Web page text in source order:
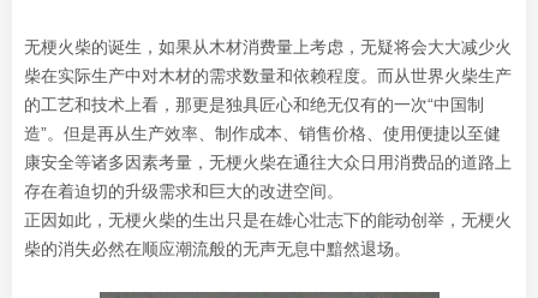
无梗火柴的诞生，如果从木材消费量上考虑，无疑将会大大减少火
柴在实际生产中对木材的需求数量和依赖程度。而从世界火柴生产
的工艺和技术上看，那更是独具匠心和绝无仅有的一次“中国制
造”。但是再从生产效率、制作成本、销售价格、使用便捷以至健
康安全等诸多因素考量，无梗火柴在通往大众日用消费品的道路上
存在着迫切的升级需求和巨大的改进空间。
正因如此，无梗火柴的生出只是在雄心壮志下的能动创举，无梗火
柴的消失必然在顺应潮流般的无声无息中黯然退场。